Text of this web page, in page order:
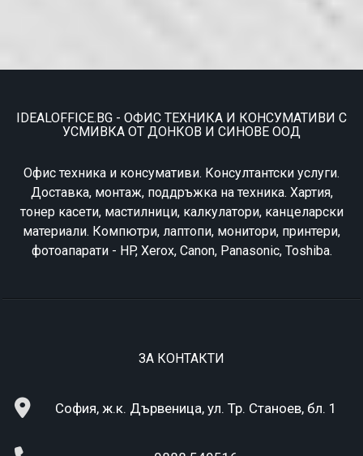
IDEALOFFICE.BG - ОФИС ТЕХНИКА И КОНСУМАТИВИ С
УСМИВКА ОТ ДОНКОВ И СИНОВЕ ООД
Офис техника и консумативи. Консултантски услуги.
Доставка, монтаж, поддръжка на техника. Хартия,
тонер касети, мастилници, калкулатори, канцеларски
материали. Компютри, лаптопи, монитори, принтери,
фотоапарати - HP, Xerox, Canon, Panasonic, Toshiba.
ЗА КОНТАКТИ
София, ж.к. Дървеница, ул. Тр. Станоев, бл. 1